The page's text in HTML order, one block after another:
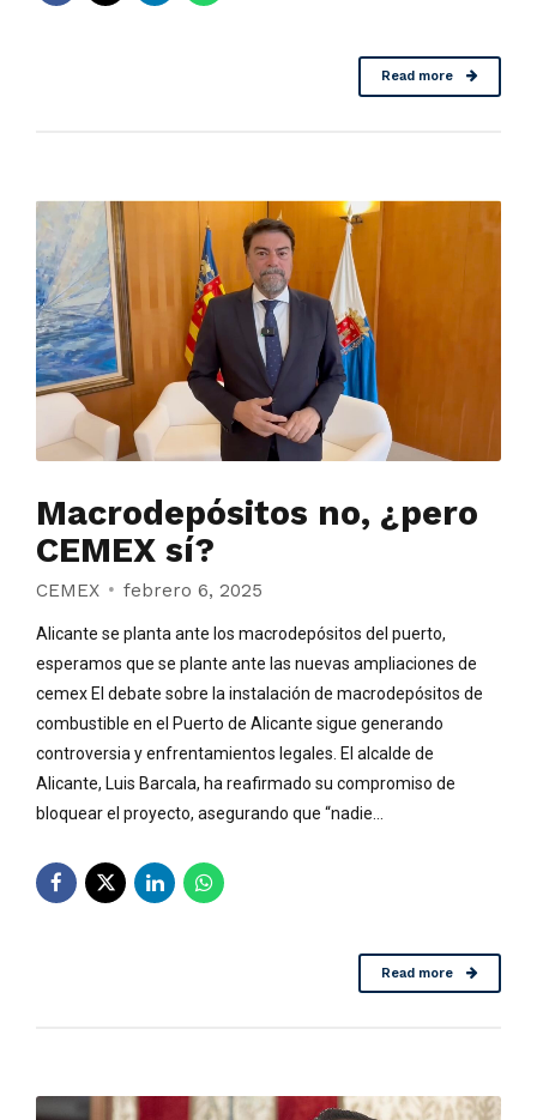
Read more
Macrodepósitos no, ¿pero
CEMEX sí?
CEMEX febrero 6, 2025
Alicante se planta ante los macrodepósitos del puerto,
esperamos que se plante ante las nuevas ampliaciones de
cemex El debate sobre la instalación de macrodepósitos de
combustible en el Puerto de Alicante sigue generando
controversia y enfrentamientos legales. El alcalde de
Alicante, Luis Barcala, ha reafirmado su compromiso de
bloquear el proyecto, asegurando que “nadie...
Read more